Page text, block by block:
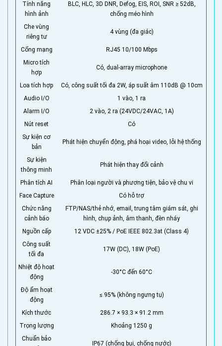
Tính năng
hình ảnh
BLC, HLC, 3D DNR, Defog, EIS, ROI, SNR ≥ 52dB,
chống méo hình
Che vùng
riêng tư
4 vùng (đa giác)
Cổng mạng
RJ45 10/100 Mbps
Micro tích
hợp
Có, dual-array microphone
Loa tích hợp
Có, công suất tối đa 2W, áp suất âm 110dB @ 10cm
Audio I/O
1 vào, 1 ra
Alarm I/O
2 vào, 2 ra (24VDC/24VAC, 1A)
Nút reset
Có
Sự kiện cơ
bản
Phát hiện chuyển động, phá hoại video, lỗi hệ thống
Sự kiện
thông minh
Phát hiện thay đổi cảnh
Phân tích AI
Phân loại người và phương tiện, bảo vệ chu vi
Face Capture
Có hỗ trợ
Chức năng
cảnh báo
FTP/NAS/thẻ nhớ, email, trung tâm giám sát, ghi
hình, chụp ảnh, âm thanh, đèn nháy
Nguồn cấp
12 VDC ±25% / PoE IEEE 802.3at (Class 4)
Công suất
tối đa
17W (DC), 18W (PoE)
Nhiệt độ hoạt
động
-30°C đến 60°C
Độ ẩm hoạt
động
≤ 95% (không ngưng tụ)
Kích thước
286.7 × 93.3 × 91.2 mm
Trọng lượng
Khoảng 1250 g
Chuẩn bảo
IP67 (chống bụi, chống nước)